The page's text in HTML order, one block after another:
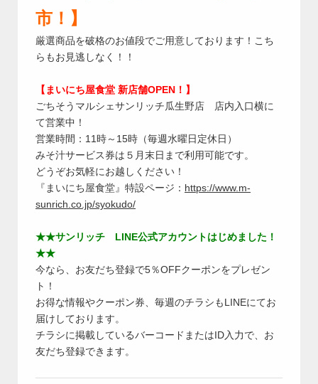
市！】
厳選商品を破格のお値段でご用意しております！こち
らもお見逃しなく！！
【まいにち屋食堂 新店舗OPEN！】
ごちそうマルシェサンリッチ瓜生野店 店内入口横に
て営業中！
営業時間：11時～15時（毎週水曜日定休日）
みそ汁サービス券は５月末日まで利用可能です。
どうぞお気軽にお越しください！
『まいにち屋食堂』特設ページ： https://www.m-
sunrich.co.jp/syokudo/
★★サンリッチ LINE公式アカウントはじめました！
★★
今なら、お友だち登録で5％OFFクーポンをプレゼン
ト！
お得な情報やクーポン券、毎週のチラシもLINEにてお
届けしております。
チラシに掲載しているバーコードまたはID入力で、お
友だち登録できます。